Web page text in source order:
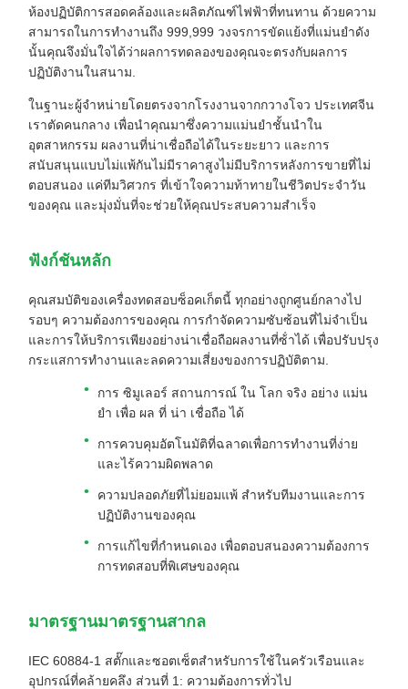
ห้องปฏิบัติการสอดคล้องและผลิตภัณฑ์ไฟฟ้าที่ทนทาน ด้วยความ
สามารถในการทํางานถึง 999,999 วงจรการขัดแย้งที่แม่นยําดัง
นั้นคุณจึงมั่นใจได้ว่าผลการทดลองของคุณจะตรงกับผลการ
ปฏิบัติงานในสนาม.
ในฐานะผู้จําหน่ายโดยตรงจากโรงงานจากกวางโจว ประเทศจีน
เราตัดคนกลาง เพื่อนําคุณมาซึ่งความแม่นยําชั้นนําใน
อุตสาหกรรม ผลงานที่น่าเชื่อถือได้ในระยะยาว และการ
สนับสนุนแบบไม่แพ้กันไม่มีราคาสูงไม่มีบริการหลังการขายที่ไม่
ตอบสนอง แค่ทีมวิศวกร ที่เข้าใจความท้าทายในชีวิตประจําวัน
ของคุณ และมุ่งมั่นที่จะช่วยให้คุณประสบความสําเร็จ
ฟังก์ชันหลัก
คุณสมบัติของเครื่องทดสอบซ็อคเก็ตนี้ ทุกอย่างถูกศูนย์กลางไป
รอบๆ ความต้องการของคุณ การกําจัดความซับซ้อนที่ไม่จําเป็น
และการให้บริการเพียงอย่างน่าเชื่อถือผลงานที่ซ้ําได้ เพื่อปรับปรุง
กระแสการทํางานและลดความเสี่ยงของการปฏิบัติตาม.
การ ซิมูเลอร์ สถานการณ์ ใน โลก จริง อย่าง แม่น
ยํา เพื่อ ผล ที่ น่า เชื่อถือ ได้
การควบคุมอัตโนมัติที่ฉลาดเพื่อการทํางานที่ง่าย
และไร้ความผิดพลาด
ความปลอดภัยที่ไม่ยอมแพ้ สําหรับทีมงานและการ
ปฏิบัติงานของคุณ
การแก้ไขที่กําหนดเอง เพื่อตอบสนองความต้องการ
การทดสอบที่พิเศษของคุณ
มาตรฐานมาตรฐานสากล
IEC 60884-1 สตั๊กและซอตเซ็ตสําหรับการใช้ในครัวเรือนและ
อุปกรณ์ที่คล้ายคลึง ส่วนที่ 1: ความต้องการทั่วไป